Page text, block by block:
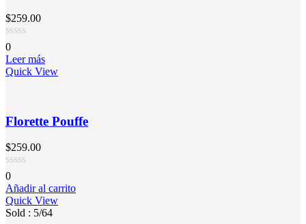
$259.00
0
Leer más
Quick View
Florette Pouffe
$259.00
0
Añadir al carrito
Quick View
Sold : 5/64